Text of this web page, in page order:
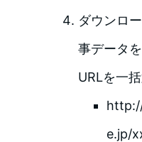
ダウンロ
事データ
URLを一括
e.jp/